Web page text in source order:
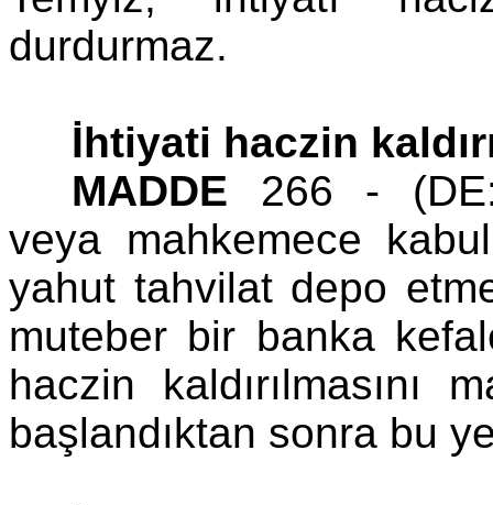
durdurmaz.
İhtiyati haczin
MADDE 266 -
veya mahkemece
yahut tahvilat depo
muteber bir banka
haczin kaldırılmasını
başlandıktan sonra bu